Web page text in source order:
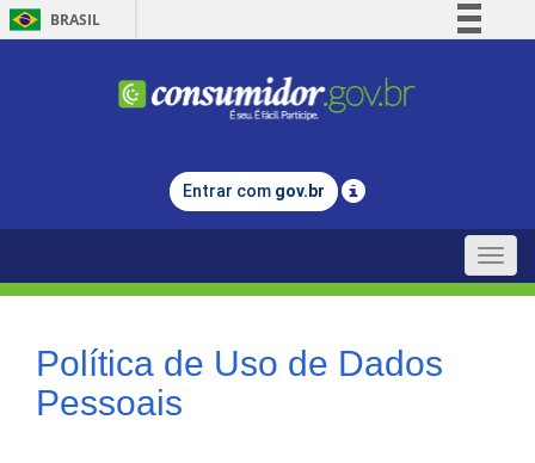
BRASIL
Comunica BR
Legislação
Entrar com gov.br
Toggle
Política de Uso de Dados
Pessoais